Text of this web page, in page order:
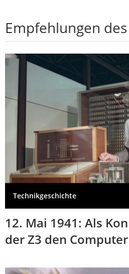
Empfehlungen
Technikgeschichte
12. Mai 1941: Als
der Z3 den